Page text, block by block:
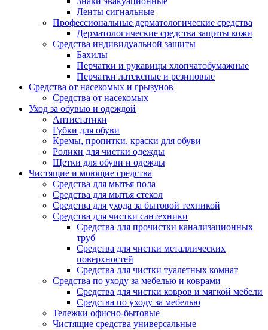
Ленты сигнальные
Профессиональные дерматологические средства
Дерматологические средства защиты кожи
Средства индивидуальной защиты
Бахилы
Перчатки и рукавицы хлопчатобумажные
Перчатки латексные и резиновые
Средства от насекомых и грызунов
Средства от насекомых
Уход за обувью и одеждой
Антистатики
Губки для обуви
Кремы, пропитки, краски для обуви
Ролики для чистки одежды
Щетки для обуви и одежды
Чистящие и моющие средства
Средства для мытья пола
Средства для мытья стекол
Средства для ухода за бытовой техникой
Средства для чистки сантехники
Средства для прочистки канализационных
труб
Средства для чистки металлических
поверхностей
Средства для чистки туалетных комнат
Средства по уходу за мебелью и коврами
Средства для чистки ковров и мягкой мебели
Средства по уходу за мебелью
Тележки офисно-бытовые
Чистящие средства универсальные